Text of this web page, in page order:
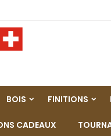
BOIS FINITIONS
CADEAUX